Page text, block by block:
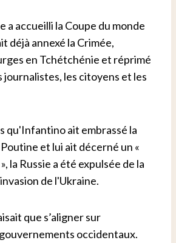
a accueilli la Coupe du monde
déjà annexé la Crimée,
en Tchétchénie et réprimé
journalistes, les citoyens et les
qu'Infantino ait embrassé la
et lui ait décerné un «
la Russie a été expulsée de la
de l'Ukraine.
que s’aligner sur
occidentaux.